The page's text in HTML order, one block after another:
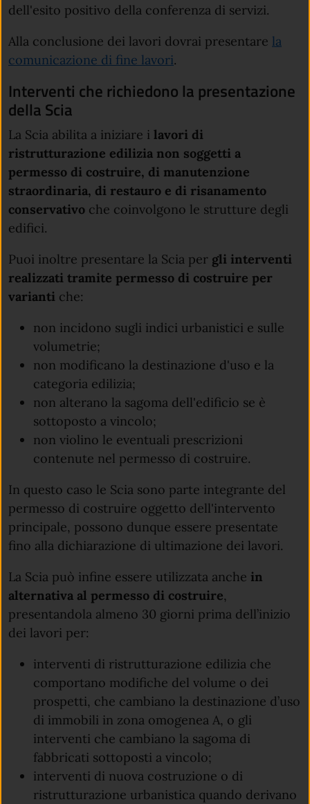
dell'esito positivo della conferenza di servizi.
Alla conclusione dei lavori dovrai presentare la
comunicazione di fine lavori.
Interventi che richiedono la presentazione
della Scia
La Scia abilita a iniziare i lavori di
ristrutturazione edilizia non soggetti a
permesso di costruire, di manutenzione
straordinaria, di restauro e di risanamento
conservativo che coinvolgono le strutture degli
edifici.
Puoi inoltre presentare la Scia per gli interventi
realizzati tramite permesso di costruire per
varianti che:
non incidono sugli indici urbanistici e sulle
volumetrie;
non modificano la destinazione d'uso e la
categoria edilizia;
non alterano la sagoma dell'edificio se è
sottoposto a vincolo;
non violino le eventuali prescrizioni
contenute nel permesso di costruire.
In questo caso le Scia sono parte integrante del
permesso di costruire oggetto dell'intervento
principale, possono dunque essere presentate
fino alla dichiarazione di ultimazione dei lavori.
La Scia può infine essere utilizzata anche in
alternativa al permesso di costruire,
presentandola almeno 30 giorni prima dell’inizio
dei lavori per:
interventi di ristrutturazione edilizia che
comportano modifiche del volume o dei
prospetti, che cambiano la destinazione d’uso
di immobili in zona omogenea A, o gli
interventi che cambiano la sagoma di
fabbricati sottoposti a vincolo;
interventi di nuova costruzione o di
ristrutturazione urbanistica quando derivano